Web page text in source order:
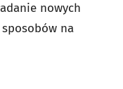
nowych
na